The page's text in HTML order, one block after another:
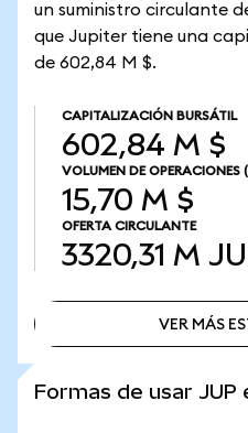
un suministro circulante
que Jupiter tiene una
de 602,84 M $.
CAPITALIZACIÓN BURSÁTIL
602,84 M $
VOLUMEN DE OPERACIONES
15,70 M $
OFERTA CIRCULANTE
3320,31 M
VER MÁS
Formas de usar JUP